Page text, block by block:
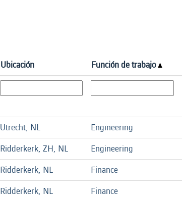
Ubicación Función de trabajo
Utrecht, NL Engineering
Ridderkerk, ZH, NL Engineering
Ridderkerk, NL Finance
Ridderkerk, NL Finance